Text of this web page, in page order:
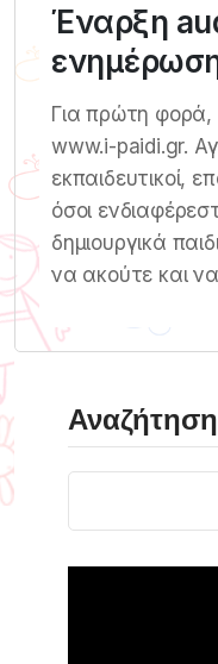
Έναρξη
Για πρώτη
www.i-paidi.gr.
εκπαιδευτικοί,
όσοι
δημιουργικά
να ακούτε και να
Αναζήτηση